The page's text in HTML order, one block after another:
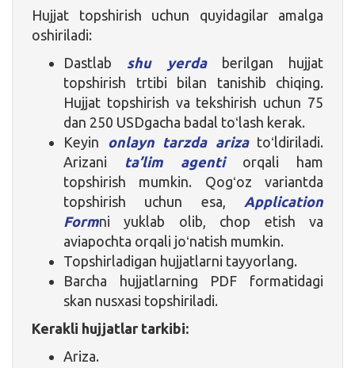
Hujjat topshirish uchun quyidagilar amalga
oshiriladi:
Dastlab shu yerdaberilgan hujjat
topshirish trtibi bilan tanishib chiqing.
Hujjat topshirish va tekshirish uchun 75
dan 250 USDgacha badal toʻlash kerak.
Keyin onlayn tarzda arizatoʻldiriladi.
Arizani ta’lim agentiorqali ham
topshirish mumkin. Qogʻoz variantda
topshirish uchun esa, Application
Formni yuklab olib, chop etish va
aviapochta orqali joʻnatish mumkin.
Topshirladigan hujjatlarni tayyorlang.
Barcha hujjatlarning PDF formatidagi
skan nusxasi topshiriladi.
Kerakli hujjatlar tarkibi:
Ariza.